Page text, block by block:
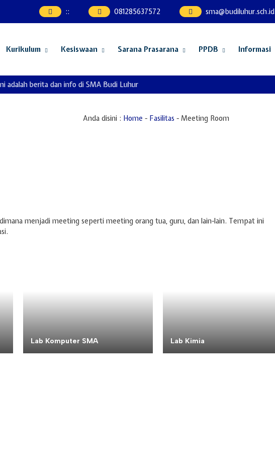
:: 081285637572 sma@budiluhur.sch.id
Kurikulum Kesiswaan Sarana Prasarana PPDB Informasi
adalah berita dan info di SMA Budi Luhur
Anda disini : Home - Fasilitas - Meeting Room
menjadi meeting seperti meeting orang tua, guru, dan lain-lain. Tempat ini
Lab Komputer SMA Lab Kimia